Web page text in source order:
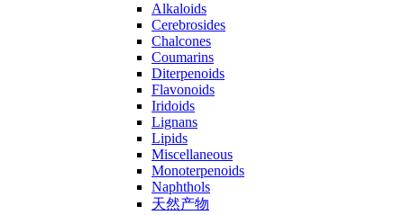
Alkaloids
Cerebrosides
Chalcones
Coumarins
Diterpenoids
Flavonoids
Iridoids
Lignans
Lipids
Miscellaneous
Monoterpenoids
Naphthols
天然产物